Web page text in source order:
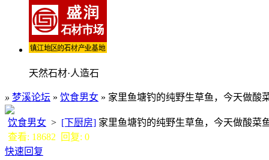
天然石材·人造石
» 梦溪论坛 » 饮食男女 » 家里鱼塘钓的纯野生草鱼，今天做酸菜
饮食男女 > [下厨房] 家里鱼塘钓的纯野生草鱼，今天做酸
查看: 18682 回复: 0
快速回复